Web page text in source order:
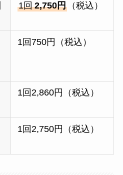
1回 2,750円 （税込）
1回750円（税込）
1回2,860円（税込）
1回2,750円（税込）